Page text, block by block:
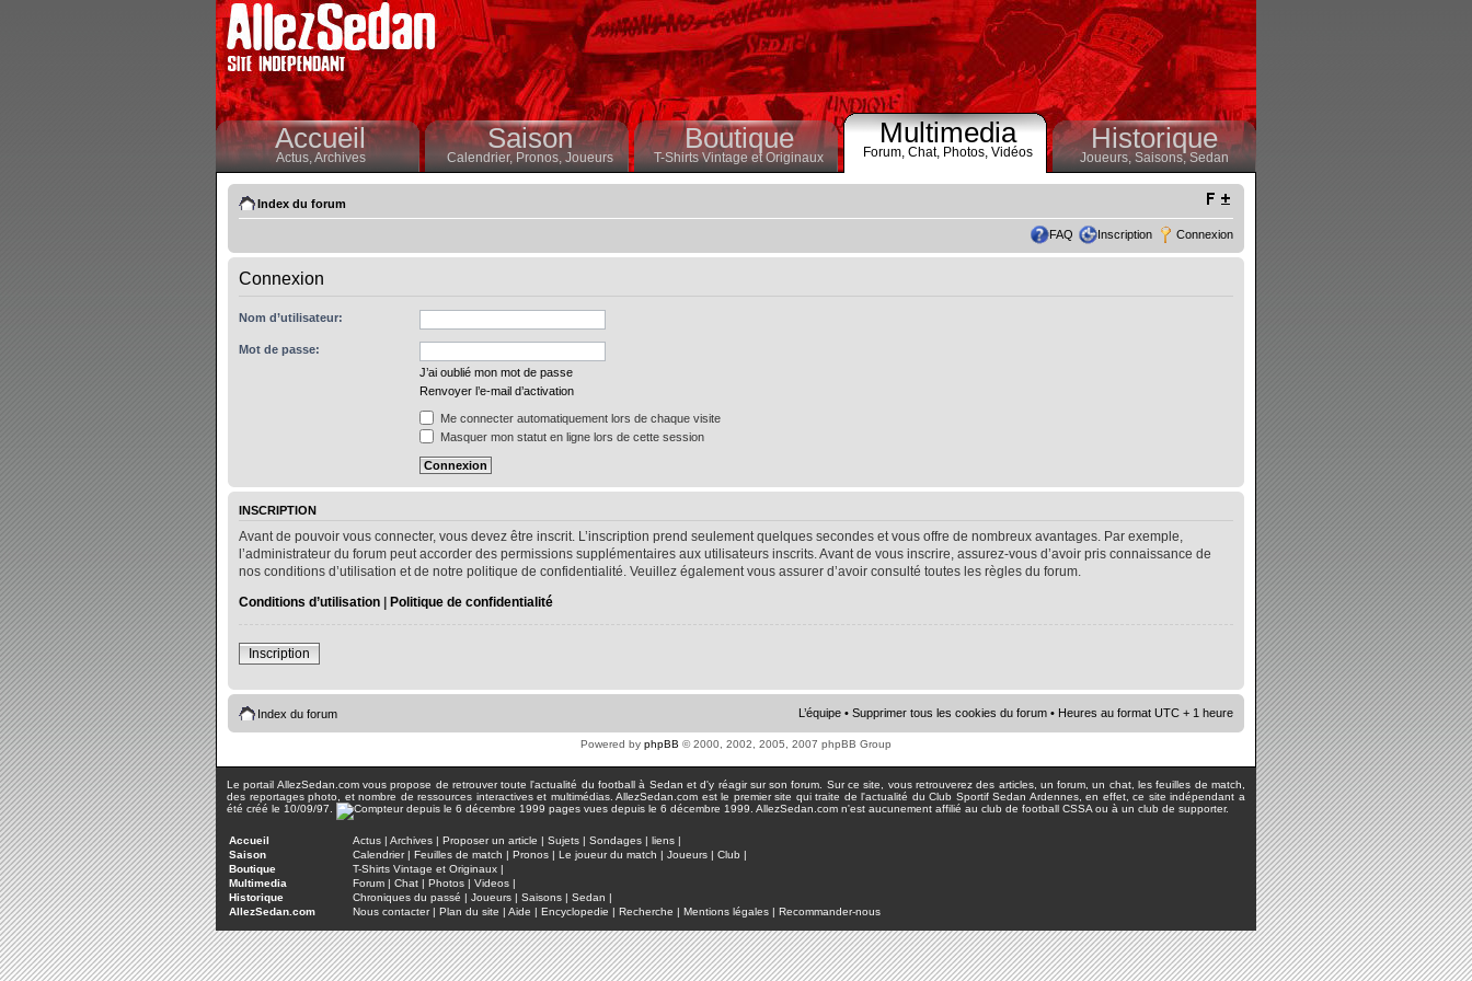
Accueil
Actus,Archives
Saison
Calendrier,Pronos, Joueurs
Boutique
T-Shirts Vintage et Originaux
Multimedia
Forum, Chat, Photos, Vidéos Historique
Joueurs, Saisons,Sedan
Index du forum
FAQ Inscription Connexion
Connexion
Nom d’utilisateur:
Mot de passe:
J’ai oublié mon mot de passe
Renvoyer l’e-mail d’activation
Me connecter automatiquement lors de chaque visite
Masquer mon statut en ligne lors de cette session
INSCRIPTION
Avant de pouvoir vous connecter, vous devez être inscrit. L’inscription prend seulement quelques secondes et vous offre de nombreux avantages. Par exemple,
l’administrateur du forum peut accorder des permissions supplémentaires aux utilisateurs inscrits. Avant de vous inscrire, assurez-vous d’avoir pris connaissance de
nos conditions d’utilisation et de notre politique de confidentialité. Veuillez également vous assurer d’avoir consulté toutes les règles du forum.
Conditions d’utilisation | Politique de confidentialité
Inscription
Index du forum L’équipe • Supprimer tous les cookies du forum • Heures au format UTC + 1 heure
Powered by phpBB © 2000, 2002, 2005, 2007 phpBB Group
Le portail AllezSedan.com vous propose de retrouver toute l'actualité du football à Sedan et d'y réagir sur son forum. Sur ce site, vous retrouverez des articles, un forum, un chat, les feuilles de match,
des reportages photo, et nombre de ressources interactives et multimédias. AllezSedan.com est le premier site qui traite de l'actualité du Club Sportif Sedan Ardennes, en effet, ce site indépendant a
été créé le 10/09/97.
pages vues depuis le 6 décembre 1999. AllezSedan.com n'est aucunement affilié au club de football CSSA ou à un club de supporter.
Accueil Actus | Archives | Proposer un article | Sujets | Sondages | liens |
Saison
Calendrier| Feuilles de match | Pronos | Le joueur du match | Joueurs | Club |
Boutique
T-Shirts Vintage et Originaux |
Multimedia
Forum | Chat | Photos | Videos |
Historique
Chroniques du passé | Joueurs | Saisons | Sedan |
AllezSedan.com
Nous contacter| Plan du site | Aide | Encyclopedie | Recherche | Mentions légales | Recommander-nous